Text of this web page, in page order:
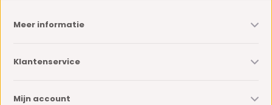
Meer informatie
Klantenservice
Mijn account